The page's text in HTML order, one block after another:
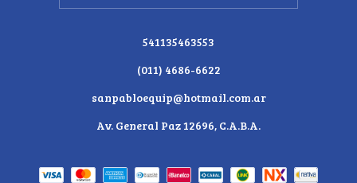
541135463553
(011) 4686-6622
sanpabloequip@hotmail.com.ar
Av. General Paz 12696, C.A.B.A.